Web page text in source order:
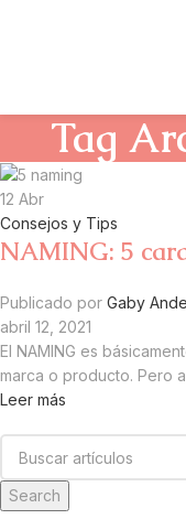
Tag
12 Abr
Consejos y Tips
NAMING: 5
Publicado por Gaby
abril 12, 2021
El NAMING es
marca o producto. Pero
Leer más
Search